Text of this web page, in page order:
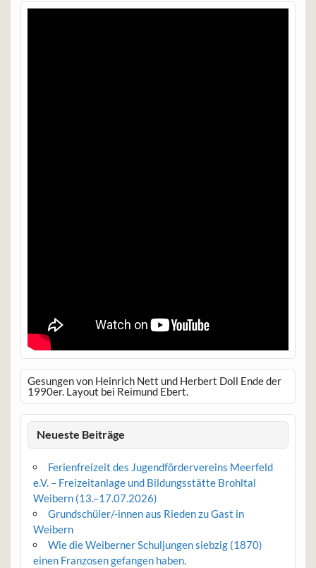
Gesungen von Heinrich Nett und Herbert Doll Ende der
1990er. Layout bei Reimund Ebert.
Neueste Beiträge
Ferienfreizeit des Jugendfördervereins Meerfeld
e.V. – Freizeitanlage und Bildungsstätte Brohltal
Weibern (13.–17.07.2026)
Grundschüler/-innen aus Rieden zu Gast in
Weibern
Wie die Weiberner Schuljungen siebzig (1870)
einen Franzosen gefangen haben.